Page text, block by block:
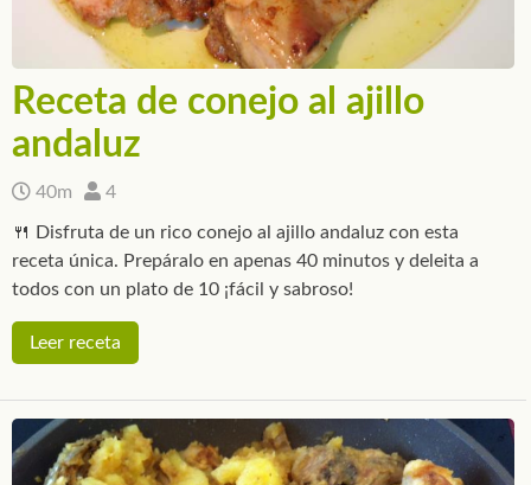
Receta de conejo al ajillo
andaluz
40m 4
🍴 Disfruta de un rico conejo al ajillo andaluz con esta
receta única. Prepáralo en apenas 40 minutos y deleita a
todos con un plato de 10 ¡fácil y sabroso!
Leer receta